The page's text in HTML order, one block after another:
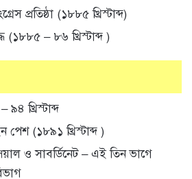
প্রতিষ্ঠা (১৮৮৫ খ্রিস্টাব্দ)
(১৮৮৫ – ৮৬ খ্রিস্টাব্দ )
খ্রিস্টাব্দ
পেশ (১৮৯১ খ্রিস্টাব্দ )
ও সাবর্ডিনেট – এই তিন ভাগে